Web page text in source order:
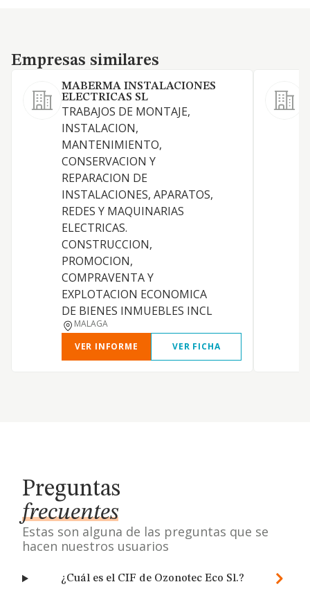
Empresas similares
Empresas similares
MABERMA INSTALACIONES
ELECTRICAS SL
TRABAJOS DE MONTAJE,
INSTALACION,
MANTENIMIENTO,
CONSERVACION Y
REPARACION DE
INSTALACIONES, APARATOS,
REDES Y MAQUINARIAS
ELECTRICAS.
CONSTRUCCION,
PROMOCION,
COMPRAVENTA Y
EXPLOTACION ECONOMICA
DE BIENES INMUEBLES INCL
MALAGA
VER INFORME
VER FICHA
Preguntas
frecuentes
Estas son alguna de las preguntas que se
hacen nuestros usuarios
¿Cuál es el CIF de Ozonotec Eco Sl.?